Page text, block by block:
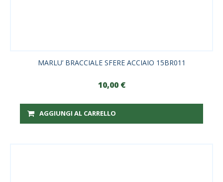
MARLU’ BRACCIALE SFERE ACCIAIO 15BR011
10,00 €
AGGIUNGI AL CARRELLO